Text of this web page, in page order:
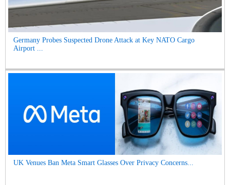
Germany Probes Suspected Drone Attack at Key NATO Cargo
Airport ...
UK Venues Ban Meta Smart Glasses Over Privacy Concerns...